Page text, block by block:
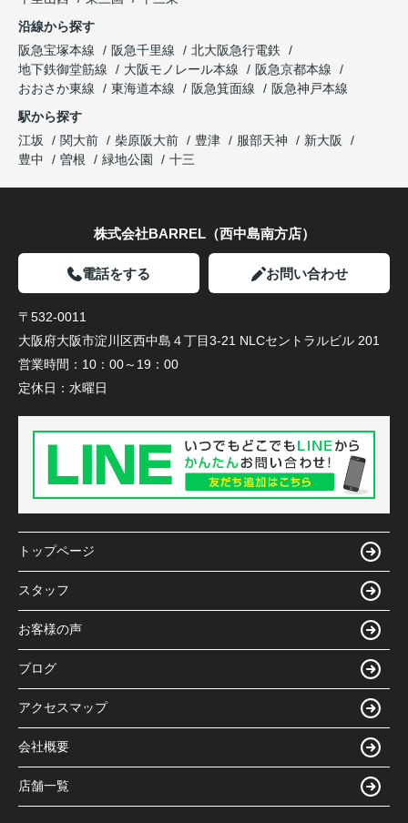
沿線から探す
阪急宝塚本線
阪急千里線
北大阪急行電鉄
地下鉄御堂筋線
大阪モノレール本線
阪急京都本線
おおさか東線
東海道本線 阪急箕面線
阪急神戸本線
駅から探す
江坂
関大前 柴原阪大前 豊津 服部天神
新大阪
豊中
曽根 緑地公園 十三
株式会社BARREL（西中島南方店）
電話をする お問い合わせ
〒532-0011
大阪府大阪市淀川区西中島４丁目3-21 NLCセントラルビル 201
営業時間： 10：00～19：00
定休日： 水曜日
トップページ
スタッフ
お客様の声
ブログ
アクセスマップ
会社概要
店舗一覧